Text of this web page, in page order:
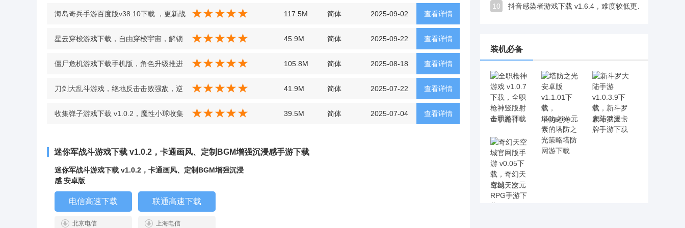
查看详情
海岛奇兵手游百度版v38.10下载 ，更新战
斗母舰新赛季，迫击炮手兵种超亮眼
117.5M 简体 2025-09-02
查看详情
星云穿梭游戏下载，自由穿梭宇宙，解锁
关卡冒险 v1.2 最新版
45.9M 简体 2025-09-22
查看详情
僵尸危机游戏下载手机版，角色升级推进
剧情，闯关得积分冲排名 v2.0.1 安卓版
105.8M 简体 2025-08-18
查看详情
刀剑大乱斗游戏，绝地反击击败强敌，逆
袭胜利超爽快 v1.0.9
41.9M 简体 2025-07-22
查看详情
收集弹子游戏下载 v1.0.2，魔性小球收集 39.5M 简体 2025-07-04
迷你军战斗游戏下载 v1.0.2，卡通画风、定制BGM增强沉浸感手游下载
迷你军战斗游戏下载 v1.0.2，卡通画风、定制BGM增强沉浸
感 安卓版
电信高速下载 联通高速下载
北京电信 上海电信
10
装机必备
全职枪神游戏 v1.0.7下载，全职枪神竖版射击手游下载 塔防之光安卓版 v1.1.01下载，rougelike元素的塔防之光策略塔防网游下载 新斗罗大陆手游 v1.0.3.9下载，新斗罗大陆动漫卡牌手游下载
奇幻天空城官网版手游 v0.05下载，奇幻天空城二次元RPG手游下载